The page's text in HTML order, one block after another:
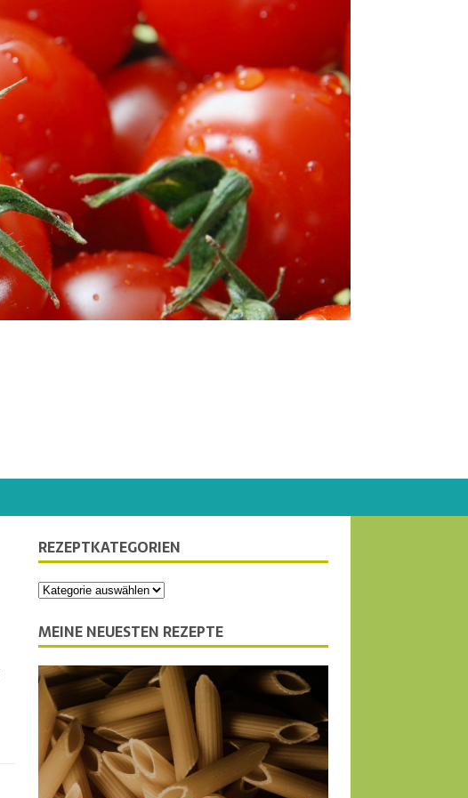
REZEPTKATEGORIEN
MEINE NEUESTEN REZEPTE